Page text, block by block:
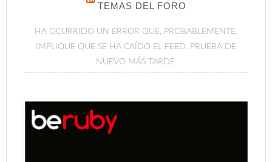
TEMAS DEL FORO
HA OCURRIDO UN ERROR QUE, PROBABLEMENTE,
IMPLIQUE QUE SE HA CAÍDO EL FEED. PRUEBA DE
NUEVO MÁS TARDE.